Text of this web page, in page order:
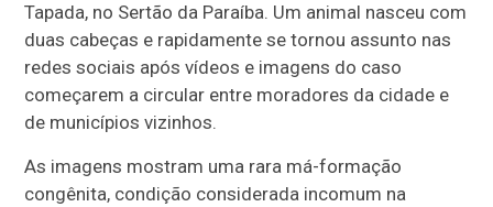
Tapada, no Sertão da Paraíba. Um animal nasceu com
duas cabeças e rapidamente se tornou assunto nas
redes sociais após vídeos e imagens do caso
começarem a circular entre moradores da cidade e
de municípios vizinhos.
As imagens mostram uma rara má-formação
congênita, condição considerada incomum na